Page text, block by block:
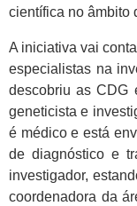
científica no âmbito
A iniciativa vai
especialistas na
descobriu as CDG
geneticista e
é médico e está
de diagnóstico e
investigador,
coordenadora da